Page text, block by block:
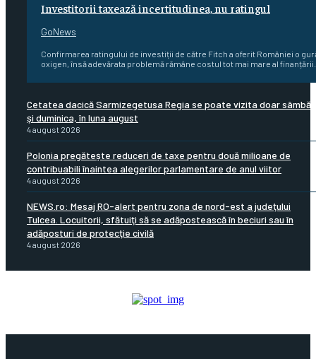
Investitorii taxează incertitudinea, nu ratingul
GoNews
Confirmarea ratingului de investiții de către Fitch a oferit României o
oxigen, însă adevărata problemă rămâne costul tot mai mare al
Cetatea dacică Sarmizegetusa Regia se poate vizita doar
şi duminica, în luna august
4 august 2026
Polonia pregătește reduceri de taxe pentru două milioane de
contribuabili înaintea alegerilor parlamentare de anul viitor
4 august 2026
NEWS.ro: Mesaj RO-alert pentru zona de nord-est a judeţului
Tulcea. Locuitorii, sfătuiţi să se adăpostească în beciuri sau în
adăposturi de protecţie civilă
4 august 2026